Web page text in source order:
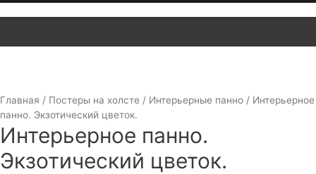
Главная / Постеры на холсте / Интерьерные панно / Интерьерное
панно. Экзотический цветок.
Интерьерное панно.
Экзотический цветок.